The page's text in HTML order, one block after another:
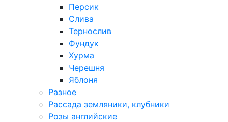
Персик
Слива
Тернослив
Фундук
Хурма
Черешня
Яблоня
Разное
Рассада земляники, клубники
Розы английские